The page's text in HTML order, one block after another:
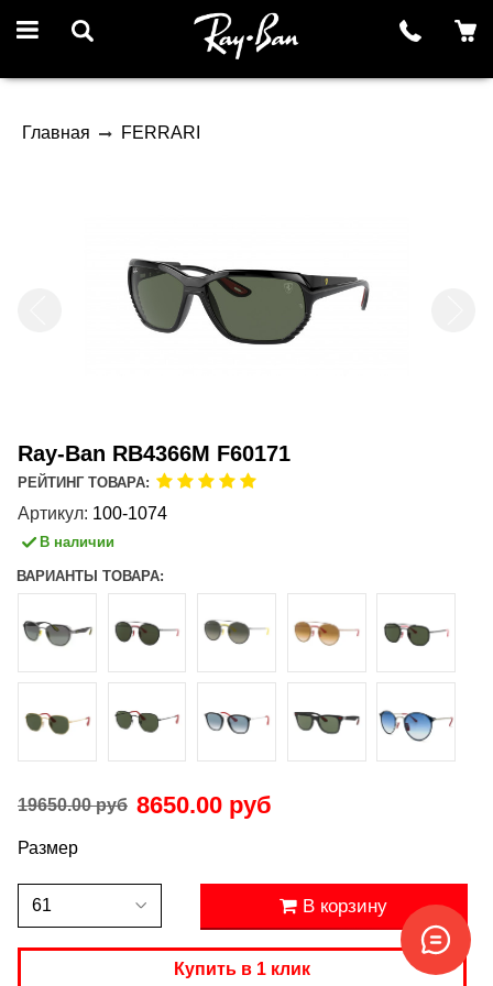
Главная FERRARI
Ray-Ban RB4366M F60171
РЕЙТИНГ ТОВАРА:
Артикул: 100-1074
В наличии
ВАРИАНТЫ ТОВАРА:
19650.00 руб 8650.00 руб
Размер
В корзину
Купить в 1 клик